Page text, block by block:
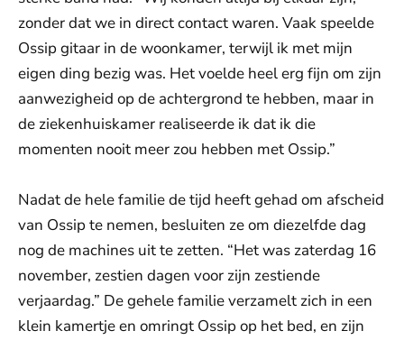
zonder dat we in direct contact waren. Vaak speelde
Ossip gitaar in de woonkamer, terwijl ik met mijn
eigen ding bezig was. Het voelde heel erg fijn om zijn
aanwezigheid op de achtergrond te hebben, maar in
de ziekenhuiskamer realiseerde ik dat ik die
momenten nooit meer zou hebben met Ossip.”
Nadat de hele familie de tijd heeft gehad om afscheid
van Ossip te nemen, besluiten ze om diezelfde dag
nog de machines uit te zetten. “Het was zaterdag 16
november, zestien dagen voor zijn zestiende
verjaardag.” De gehele familie verzamelt zich in een
klein kamertje en omringt Ossip op het bed, en zijn